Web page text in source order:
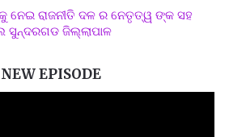
ରାଜନୀତି ଦଳ ର ନେତୃତ୍ୱ ଙ୍କ ସହ
ସୁନ୍ଦରଗଡ ଜିଲ୍ଲାପାଳ
EPISODE